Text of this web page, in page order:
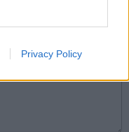
Privacy Policy